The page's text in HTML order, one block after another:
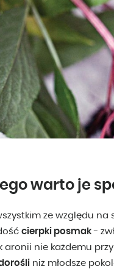
warto je
ze względu na
cierpki posmak -
aronii nie każdemu
niż młodsze